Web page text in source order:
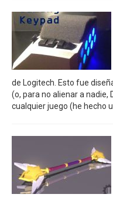
de Logitech. Esto fue
(o, para no alienar a nadie,
cualquier juego (he hecho